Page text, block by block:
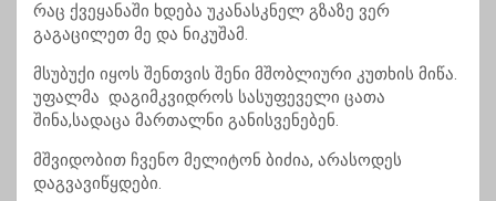
რაც ქვეყანაში ხდება უკანასკნელ გზაზე ვერ
გაგაცილეთ მე და ნიკუშამ.
მსუბუქი იყოს შენთვის შენი მშობლიური კუთხის მიწა.
უფალმა დაგიმკვიდროს სასუფეველი ცათა
შინა,სადაცა მართალნი განისვენებენ.
მშვიდობით ჩვენო მელიტონ ბიძია, არასოდეს
დაგვავიწყდები.